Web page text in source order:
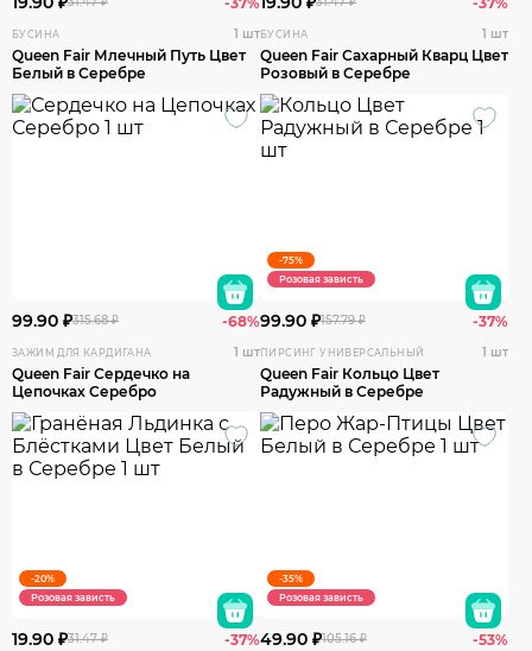
БУСИНА 1 шт
Queen Fair Млечный Путь Цвет
Белый в Серебре
БУСИНА 1 шт
Queen Fair Сахарный Кварц Цвет
Розовый в Серебре
99.90 ₽315.68 ₽ -68%
ЗАЖИМ ДЛЯ КАРДИГАНА 1 шт
Queen Fair Сердечко на
Цепочках Серебро
-75%
Розовая зависть
99.90 ₽157.79 ₽ -37%
ПИРСИНГ УНИВЕРСАЛЬНЫЙ 1 шт
Queen Fair Кольцо Цвет
Радужный в Серебре
-20%
Розовая зависть
19.90 ₽31.47 ₽ -37%
-35%
Розовая зависть
49.90 ₽105.16 ₽ -53%